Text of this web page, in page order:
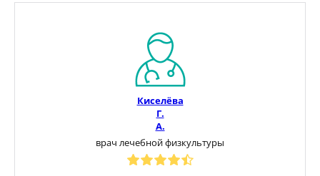
Киселёва
Г.
А.
врач лечебной физкультуры